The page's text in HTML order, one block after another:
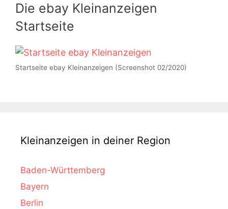
Die ebay Kleinanzeigen
Startseite
Startseite ebay Kleinanzeigen (Screenshot 02/2020)
Kleinanzeigen in deiner Region
Baden-Württemberg
Bayern
Berlin